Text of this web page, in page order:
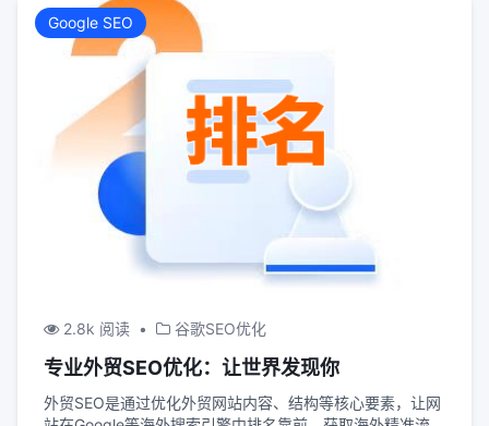
Google SEO
2.8k 阅读 • 谷歌SEO优化
专业外贸SEO优化：让世界发现你
外贸SEO是通过优化外贸网站内容、结构等核心要素，让网